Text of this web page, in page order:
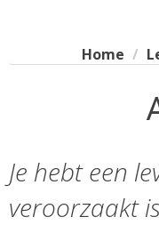
Home
Je hebt een
veroorzaakt